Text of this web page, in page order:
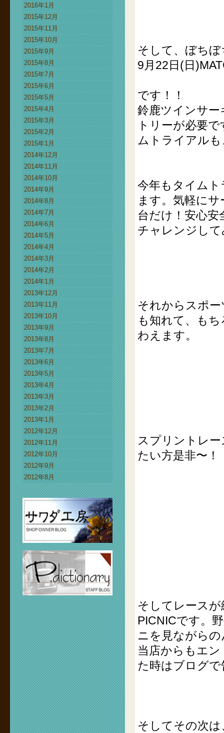
2016年1月
2015年12月
2015年11月
2015年10月
2015年9月
2015年8月
2015年7月
2015年6月
2015年5月
2015年4月
2015年3月
2015年2月
2015年1月
2014年12月
2014年11月
2014年10月
2014年9月
2014年8月
2014年7月
2014年6月
2014年5月
2014年4月
2014年3月
2014年2月
2014年1月
2013年12月
2013年11月
2013年10月
2013年9月
2013年8月
2013年7月
2013年6月
2013年5月
2013年4月
2013年3月
2013年2月
2013年1月
2012年12月
2012年11月
2012年10月
2012年9月
2012年8月
そして、ぼち
9月22日(日
です！！
鈴鹿ツインサー
トリーが必要
ムトライアル
今年もタイム
ます。気軽に
台だけ！安心
チャレンジし
それからスポ
も知れて、も
わえます。
スプリントレ
たい方是非〜！
そしてレース
PICNICです。
ニを見ながら
当店からもエ
た時はブログ
そしてその次